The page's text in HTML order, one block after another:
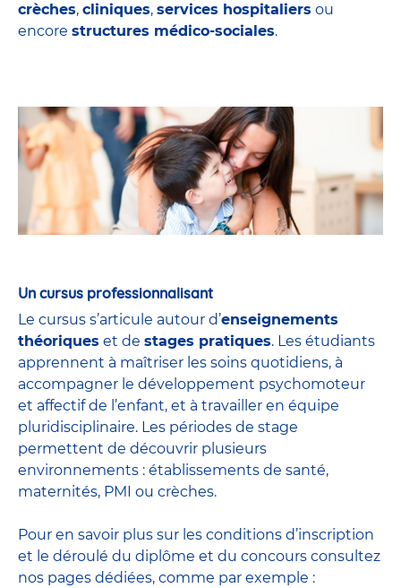
crèches, cliniques, services hospitaliers ou
encore structures médico-sociales.
Un cursus professionnalisant
Le cursus s’articule autour d’enseignements
théoriques et de stages pratiques. Les étudiants
apprennent à maîtriser les soins quotidiens, à
accompagner le développement psychomoteur
et affectif de l’enfant, et à travailler en équipe
pluridisciplinaire. Les périodes de stage
permettent de découvrir plusieurs
environnements : établissements de santé,
maternités, PMI ou crèches.
Pour en savoir plus sur les conditions d’inscription
et le déroulé du diplôme et du concours consultez
nos pages dédiées, comme par exemple :